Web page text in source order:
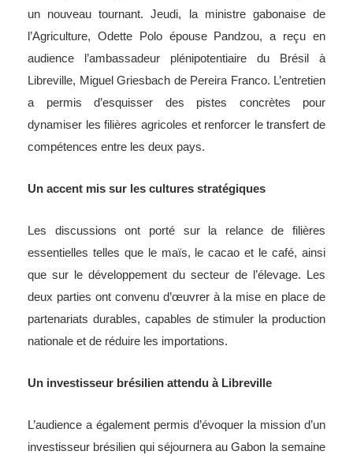
un nouveau tournant. Jeudi, la ministre gabonaise de
l’Agriculture, Odette Polo épouse Pandzou, a reçu en
audience l’ambassadeur plénipotentiaire du Brésil à
Libreville, Miguel Griesbach de Pereira Franco. L’entretien
a permis d’esquisser des pistes concrètes pour
dynamiser les filières agricoles et renforcer le transfert de
compétences entre les deux pays.
Un accent mis sur les cultures stratégiques
Les discussions ont porté sur la relance de filières
essentielles telles que le maïs, le cacao et le café, ainsi
que sur le développement du secteur de l’élevage. Les
deux parties ont convenu d’œuvrer à la mise en place de
partenariats durables, capables de stimuler la production
nationale et de réduire les importations.
Un investisseur brésilien attendu à Libreville
L’audience a également permis d’évoquer la mission d’un
investisseur brésilien qui séjournera au Gabon la semaine